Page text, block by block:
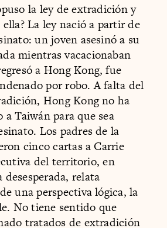
la ley de extradición y
La ley nació a partir de
un joven asesinó a su
mientras vacacionaban
a Hong Kong, fue
por robo. A falta del
Hong Kong no ha
Taiwán para que sea
Los padres de la
cinco cartas a Carrie
del territorio, en
desesperada, relata
una perspectiva lógica, la
No tiene sentido que
tratados de extradición